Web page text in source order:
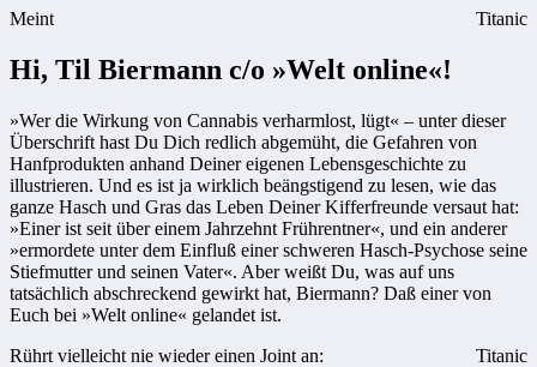
Meint
Titanic
Hi, Til Biermann c/o »Welt online«!
»Wer die Wirkung von Cannabis verharmlost, lügt« – unter dieser
Überschrift hast Du Dich redlich abgemüht, die Gefahren von
Hanfprodukten anhand Deiner eigenen Lebensgeschichte zu
illustrieren. Und es ist ja wirklich beängstigend zu lesen, wie das
ganze Hasch und Gras das Leben Deiner Kifferfreunde versaut hat:
»Einer ist seit über einem Jahrzehnt Frührentner«, und ein anderer
»ermordete unter dem Einfluß einer schweren Hasch-Psychose seine
Stiefmutter und seinen Vater«. Aber weißt Du, was auf uns
tatsächlich abschreckend gewirkt hat, Biermann? Daß einer von
Euch bei »Welt online« gelandet ist.
Rührt vielleicht nie wieder einen Joint an:
Titanic